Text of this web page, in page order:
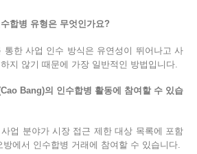
합병 유형은 무엇인가요?
통한 사업 인수 방식은 유연성이 뛰어나고 사
지 않기 때문에 가장 일반적인 방법입니다.
Bang)의 인수합병 활동에 참여할 수 있습
업 분야가 시장 접근 제한 대상 목록에 포함
에서 인수합병 거래에 참여할 수 있습니다.